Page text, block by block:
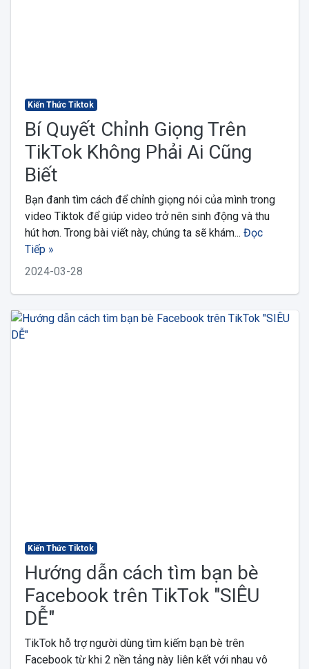
Kiến Thức Tiktok
Bí Quyết Chỉnh Giọng Trên
TikTok Không Phải Ai Cũng
Biết
Bạn đanh tìm cách để chỉnh giọng nói của mình trong
video Tiktok để giúp video trở nên sinh động và thu
hút hơn. Trong bài viết này, chúng ta sẽ khám... Đọc
Tiếp »
2024-03-28
Kiến Thức Tiktok
Hướng dẫn cách tìm bạn bè
Facebook trên TikTok "SIÊU
DỄ"
TikTok hỗ trợ người dùng tìm kiếm bạn bè trên
Facebook từ khi 2 nền tảng này liên kết với nhau vô